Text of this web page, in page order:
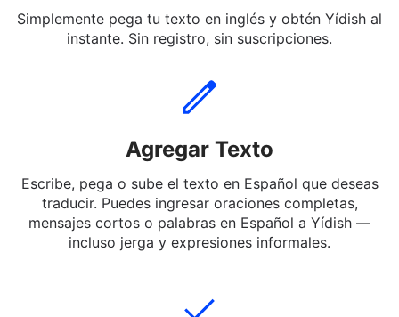
Yídish
instante. Sin registro, sin suscripciones.
Agregar Texto
Escribe, pega o sube el texto en Español que deseas
traducir. Puedes ingresar oraciones completas,